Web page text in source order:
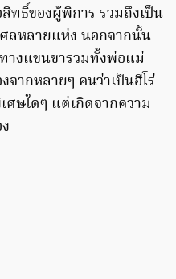
ทธิ์ของผู้พิการ รวมถึงเป็น
ลหลายแห่ง นอกจากนั้น
างแขนขารวมทั้งพ่อแม่
ากหลายๆ คนว่าเป็นฮีโร่
ศษใดๆ แต่เกิดจากความ